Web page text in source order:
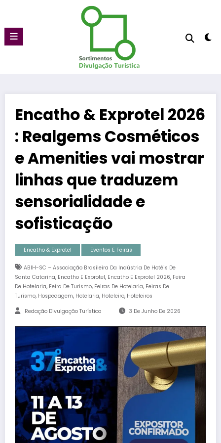
conteúdo
Encatho & Exprotel 2026
: Realgems Cosméticos
e Amenities vai mostrar
linhas que traduzem
sensorialidade e
sofisticação
Encatho & Exprotel Eventos E Feiras
ABIH-SC – Associação Brasileira Da Indústria De Hotéis De
Santa Catarina, Encatho E Exprotel, Encatho E Exprotel 2026, Feira
De Hotelaria, Feira De Turismo, Feiras De Hotelaria, Feiras De
Turismo, Hospedagem, Hotelaria, Hoteleiro, Hoteleiros
Redação Divulgação Turística 3 De Junho De 2026